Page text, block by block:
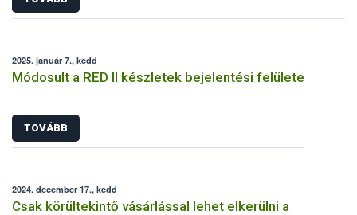
2025. január 7., kedd
Módosult a RED II készletek bejelentési felülete
TOVÁBB
2024. december 17., kedd
Csak körültekintő vásárlással lehet elkerülni a